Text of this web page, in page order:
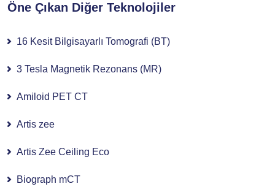
Öne Çıkan Diğer Teknolojiler
16 Kesit Bilgisayarlı Tomografi (BT)
3 Tesla Magnetik Rezonans (MR)
Amiloid PET CT
Artis zee
Artis Zee Ceiling Eco
Biograph mCT